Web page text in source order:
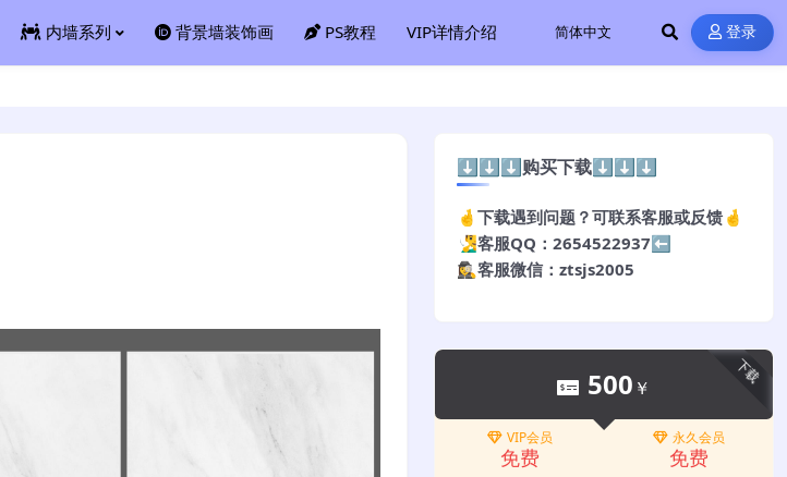
内墙系列 背景墙装饰画 PS教程 VIP详情介绍 登录
⬇️⬇️⬇️购买下载⬇️⬇️⬇️
🤞下载遇到问题？可联系客服或反馈🤞
🧏‍♂️客服QQ：2654522937⬅️
🕵️‍♀️客服微信：ztsjs2005
下载
500 ￥
VIP会员
免费
永久会员
免费